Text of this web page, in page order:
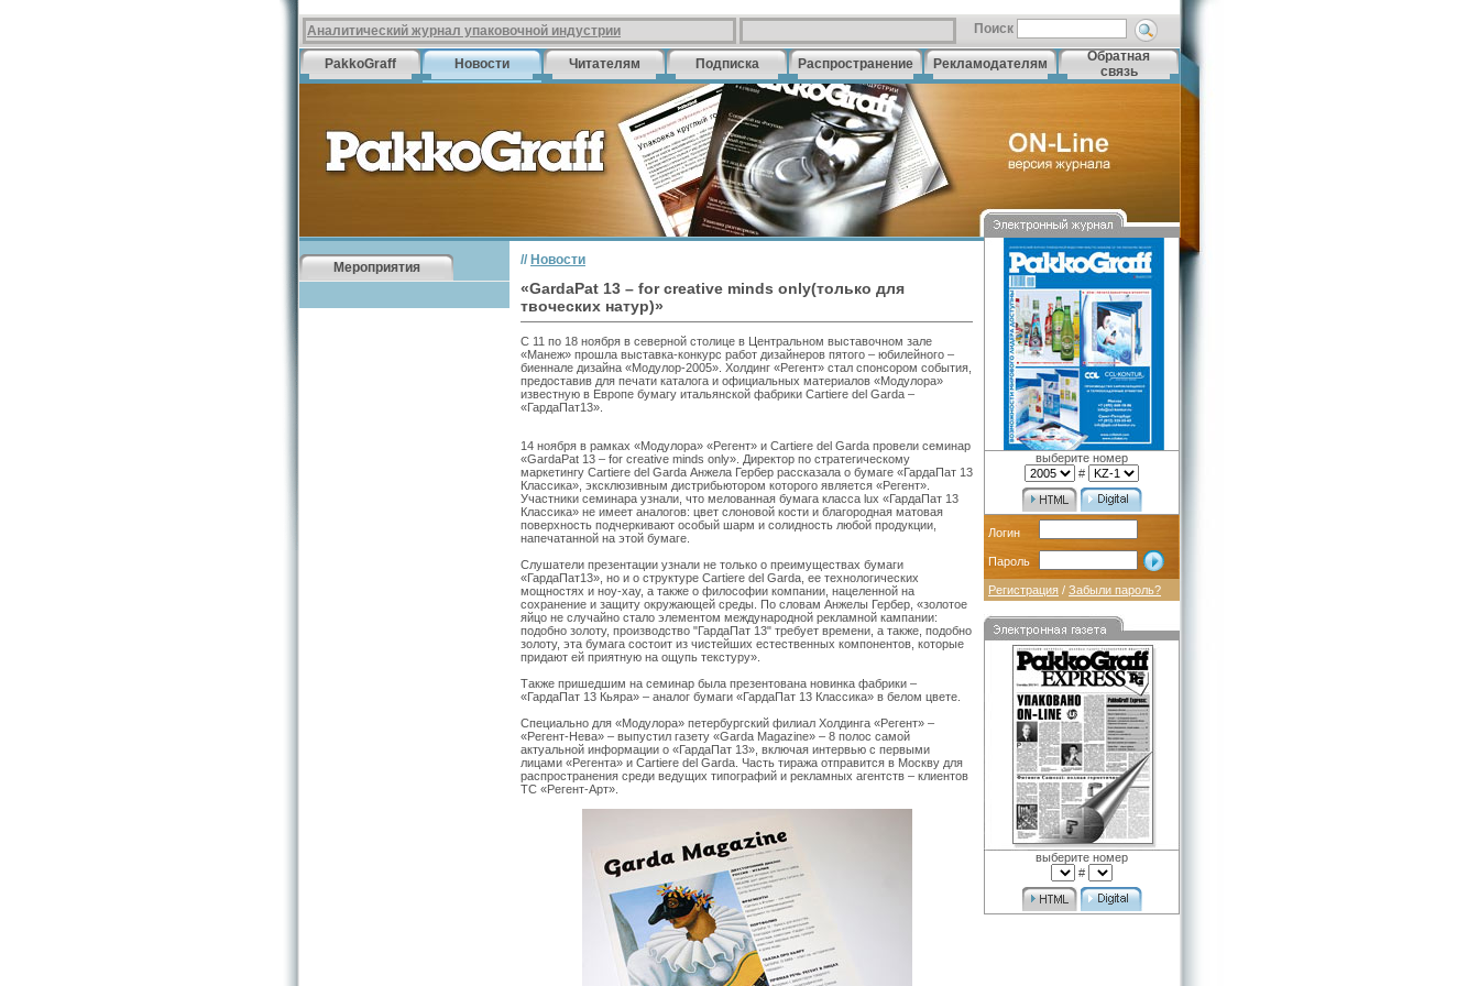
Аналитический журнал упаковочной индустрии Поиск
PakkoGraff Новости Читателям Подписка Распространение Рекламодателям
Обратная
связь
Мероприятия // Новости
«GardaPat 13 – for creative minds only(только для
твоческих натур)»
С 11 по 18 ноября в северной столице в Центральном выставочном зале
«Манеж» прошла выставка-конкурс работ дизайнеров пятого – юбилейного –
биеннале дизайна «Модулор-2005». Холдинг «Регент» стал спонсором события,
предоставив для печати каталога и официальных материалов «Модулора»
известную в Европе бумагу итальянской фабрики Cartiere del Garda –
«ГардаПат13».
14 ноября в рамках «Модулора» «Регент» и Cartiere del Garda провели семинар
«GardaPat 13 – for creative minds only». Директор по стратегическому
маркетингу Cartiere del Garda Анжела Гербер рассказала о бумаге «ГардаПат 13
Классика», эксклюзивным дистрибьютором которого является «Регент».
Участники семинара узнали, что мелованная бумага класса lux «ГардаПат 13
Классика» не имеет аналогов: цвет слоновой кости и благородная матовая
поверхность подчеркивают особый шарм и солидность любой продукции,
напечатанной на этой бумаге.
Слушатели презентации узнали не только о преимуществах бумаги
«ГардаПат13», но и о структуре Cartiere del Garda, ее технологических
мощностях и ноу-хау, а также о философии компании, нацеленной на
сохранение и защиту окружающей среды. По словам Анжелы Гербер, «золотое
яйцо не случайно стало элементом международной рекламной кампании:
подобно золоту, производство "ГардаПат 13" требует времени, а также, подобно
золоту, эта бумага состоит из чистейших естественных компонентов, которые
придают ей приятную на ощупь текстуру».
Также пришедшим на семинар была презентована новинка фабрики –
«ГардаПат 13 Кьяра» – аналог бумаги «ГардаПат 13 Классика» в белом цвете.
Специально для «Модулора» петербургский филиал Холдинга «Регент» –
«Регент-Нева» – выпустил газету «Garda Magazine» – 8 полос самой
актуальной информации о «ГардаПат 13», включая интервью с первыми
лицами «Регента» и Cartiere del Garda. Часть тиража отправится в Москву для
распространения среди ведущих типографий и рекламных агентств – клиентов
ТС «Регент-Арт».
выберите номер
#
Логин
Пароль
Регистрация / Забыли пароль?
выберите номер
#